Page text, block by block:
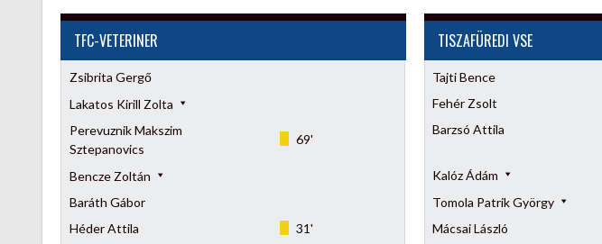
TFC-VETERINER
Zsibrita Gergő
Lakatos Kirill Zolta
Perevuznik Makszim
Sztepanovics
69'
Bencze Zoltán
Baráth Gábor
Héder Attila
31'
TISZAFÜREDI VSE
Tajti Bence
Fehér Zsolt
Barzsó Attila
Kalóz Ádám
Tomola Patrik György
Mácsai László